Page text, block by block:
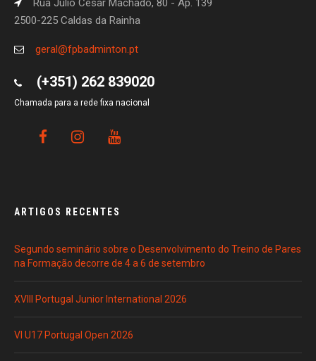
Rua Júlio César Machado, 80 - Ap. 139
2500-225 Caldas da Rainha
geral@fpbadminton.pt
(+351) 262 839020
Chamada para a rede fixa nacional
ARTIGOS RECENTES
Segundo seminário sobre o Desenvolvimento do Treino de Pares
na Formação decorre de 4 a 6 de setembro
XVIII Portugal Junior International 2026
VI U17 Portugal Open 2026